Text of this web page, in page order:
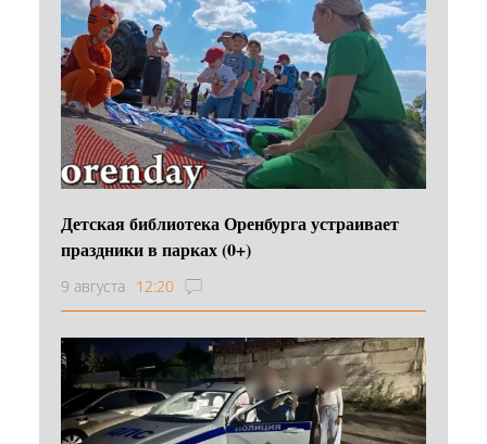
Детская библиотека Оренбурга устраивает
праздники в парках (0+)
9 августа 12:20